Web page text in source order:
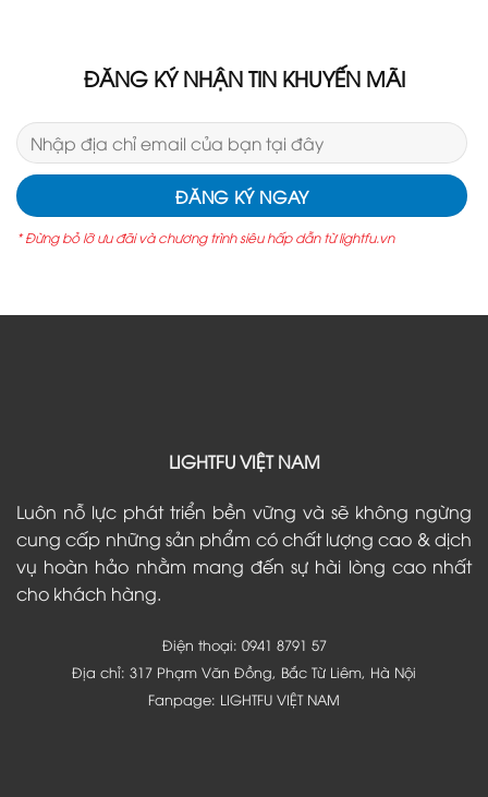
ĐĂNG KÝ NHẬN TIN KHUYẾN MÃI
* Đừng bỏ lỡ ưu đãi và chương trình siêu hấp dẫn từ lightfu.vn
LIGHTFU VIỆT NAM
Luôn nỗ lực phát triển bền vững và sẽ không ngừng
cung cấp những sản phẩm có chất lượng cao & dịch
vụ hoàn hảo nhằm mang đến sự hài lòng cao nhất
cho khách hàng.
Điện thoại: 0941 8791 57
Địa chỉ: 317 Phạm Văn Đồng, Bắc Từ Liêm, Hà Nội
Fanpage: LIGHTFU VIỆT NAM